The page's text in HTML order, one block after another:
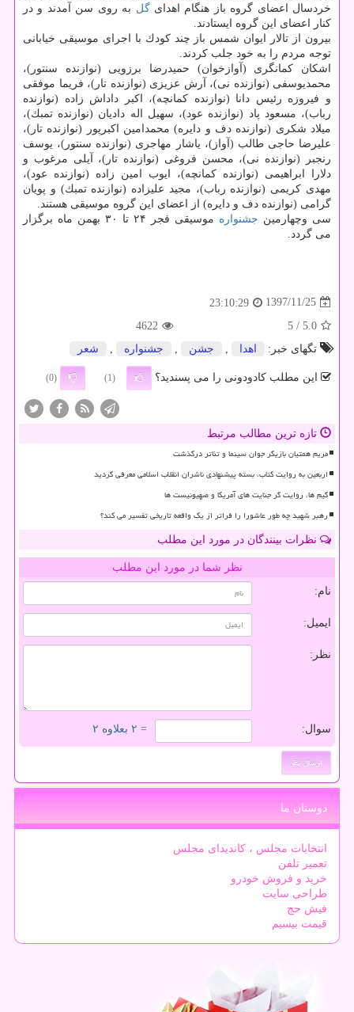
خردسال اعضای گروه باز هنگام اهدایگل به روی سن آمدند و در
كنار اعضای این گروه ایستادند.
بیرون از تالار ایوان شمس باز چند كودك با اجرای موسیقی خیابانی
توجه مردم را به خود جلب كردند.
اشكان كمانگری (آوازخوان) حمیدرضا برزویی (نوازنده سنتور)،
محمدیوسفی (نوازنده نی)، آرش عزیزی (نوازنده تار)، فریما موفقی
و فیروزه رئیس دانا (نوازنده كمانچه)، اكبر داداش زاده (نوازنده
رباب)، مسعود پاد (نوازنده عود)، سهیل اله دادیان (نوازنده تمبك)،
میلاد شكری (نوازنده دف و دایره) محمدامین اكبرپور (نوازنده تار)،
علیرضا حاجی طالب (آواز)، یاشار مهاجری (نوازنده سنتور)، یوسف
رنجبر (نوازنده نی)، محسن فروغی (نوازنده تار)، آیلی مرغوب و
دلارا ابراهیمی (نوازنده كمانچه)، ایوب امین زاده (نوازنده عود)،
مهدی كریمی (نوازنده رباب)، مجید علیزاده (نوازنده تمبك) و پویان
گرامی (نوازنده دف و دایره) از اعضای این گروه موسیقی هستند.
سی وچهارمین جشنواره
موسیقی فجر ۲۴ تا ۳۰ بهمن ماه برگزار
می گردد.
1397/11/25
23:10:29
5.0
/ 5
4622
تگهای خبر:
اهدا جشن جشنواره شعر
این مطلب کادودونی را می پسندید؟ (1)
(0)
تازه ترین مطالب مرتبط
مریم همتیان بازیگر جوان سینما و تئاتر درگذشت
اربعین به روایت کتاب، بسته پیشنهادی ناشران انقلاب اسلامی معرفی گردید
گیم ها، روایت گر جنایت های آمریکا و صهیونیست ها
رهبر شهید چه طور عاشورا را فراتر از یک واقعه تاریخی تفسیر می کند؟
نظرات بینندگان در مورد این مطلب
نظر شما در مورد این مطلب
نام:
ایمیل:
نظر:
سوال: = ۲ بعلاوه ۲
دوستان ما
انتخابات مجلس ، کاندیدای مجلس
تعمیر تلفن
خرید و فروش خودرو
طراحی سایت
فیش حج
قیمت بیسیم